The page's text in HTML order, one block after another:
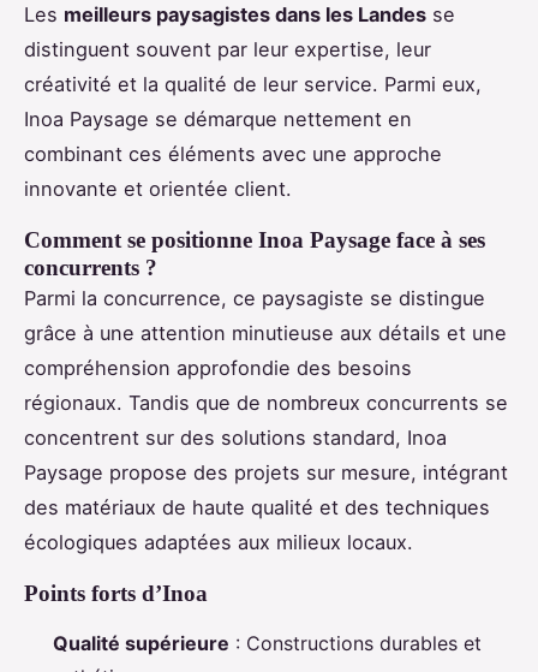
Les meilleurs paysagistes dans les Landes se
distinguent souvent par leur expertise, leur
créativité et la qualité de leur service. Parmi eux,
Inoa Paysage se démarque nettement en
combinant ces éléments avec une approche
innovante et orientée client.
Comment se positionne Inoa Paysage face à ses
concurrents ?
Parmi la concurrence, ce paysagiste se distingue
grâce à une attention minutieuse aux détails et une
compréhension approfondie des besoins
régionaux. Tandis que de nombreux concurrents se
concentrent sur des solutions standard, Inoa
Paysage propose des projets sur mesure, intégrant
des matériaux de haute qualité et des techniques
écologiques adaptées aux milieux locaux.
Points forts d’Inoa
Qualité supérieure : Constructions durables et